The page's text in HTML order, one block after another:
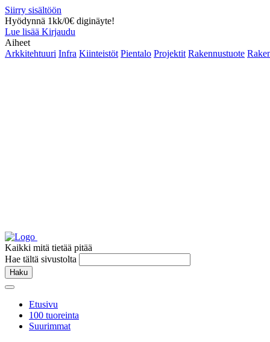
Siirry sisältöön
Hyödynnä 1kk/0€ diginäyte!
Lue lisää Kirjaudu
Aiheet
Arkkitehtuuri Infra Kiinteistöt Pientalo Projektit Rakennustuote
Kaikki mitä tietää pitää
Hae tältä sivustolta
Haku
Etusivu
100 tuoreinta
Suurimmat